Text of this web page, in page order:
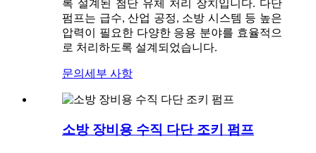
록 설계된 첨단 유체 처리 장치입니다. 다단
펌프는 급수, 산업 공정, 소방 시스템 등 높은
압력이 필요한 다양한 응용 분야를 효율적으
로 처리하도록 설계되었습니다.
문의 세부 사항
소방 장비용 수직 다단 조키 펌프